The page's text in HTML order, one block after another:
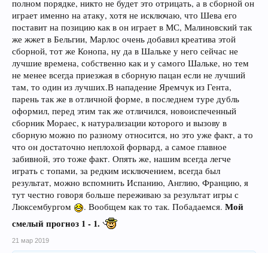
полном порядке, никто не будет это отрицать, а в сборной он
играет именно на атаку, хотя не исключаю, что Шева его
поставит на позицию как в он играет в МС, Малиновский так
же жжет в Бельгии, Марлос очень добавил креатива этой
сборной, тот же Конопа, ну да в Шальке у него сейчас не
лучшие времена, собственно как и у самого Шальке, но тем
не менее всегда приезжая в сборную пацан если не лучший
там, то один из лучших.В нападение Яремчук из Гента,
парень так же в отличной форме, в последнем туре дубль
оформил, перед этим так же отличился, новоиспеченный
сборник Мораес, к натурализации которого и вызову в
сборную можно по разному относится, но это уже факт, а то
что он достаточно неплохой форвард, а самое главное
забивной, это тоже факт. Опять же, нашим всегда легче
играть с топами, за редким исключением, всегда был
результат, можно вспомнить Испанию, Англию, Францию, я
тут честно говоря больше переживаю за результат игры с
Люксембургом
. Вообщем как то так. Побадаемся. Мой
смелый прогноз 1 - 1.
21 мар 2019